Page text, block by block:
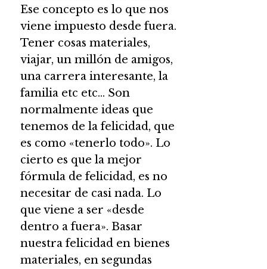
Ese concepto es lo que nos
viene impuesto desde fuera.
Tener cosas materiales,
viajar, un millón de amigos,
una carrera interesante, la
familia etc etc… Son
normalmente ideas que
tenemos de la felicidad, que
es como «tenerlo todo». Lo
cierto es que la mejor
fórmula de felicidad, es no
necesitar de casi nada. Lo
que viene a ser «desde
dentro a fuera». Basar
nuestra felicidad en bienes
materiales, en segundas